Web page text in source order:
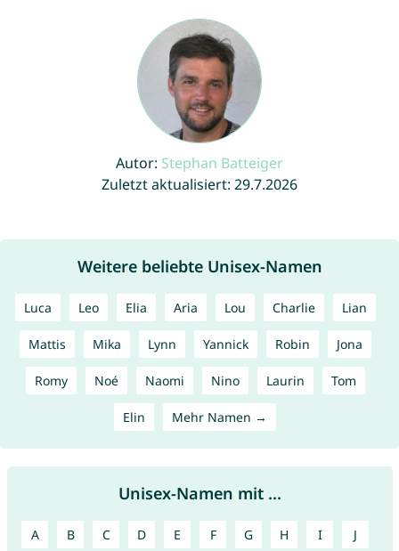
Autor: Stephan Batteiger
Zuletzt aktualisiert: 29.7.2026
Weitere beliebte Unisex-Namen
Luca Leo Elia Aria Lou Charlie Lian
Mattis Mika Lynn Yannick Robin Jona
Romy Noé Naomi Nino Laurin Tom
Elin Mehr Namen →
Unisex-Namen mit ...
A B C D E F G H I J